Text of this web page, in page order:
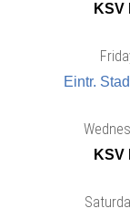
KSV
Eintr.
KSV